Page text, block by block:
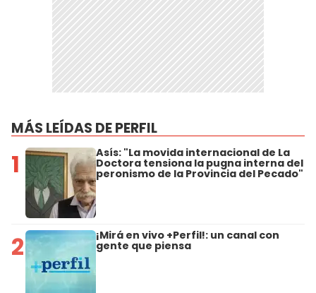
MÁS LEÍDAS DE PERFIL
1 Asís: "La movida internacional de La
Doctora tensiona la pugna interna del
peronismo de la Provincia del Pecado"
2 ¡Mirá en vivo +Perfil!: un canal con
gente que piensa